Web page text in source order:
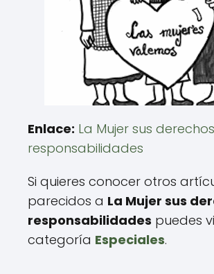
Enlace: La Mujer sus
responsabilidades
Si quieres conocer otros
parecidos a La Mujer sus
responsabilidades puedes
categoría Especiales.